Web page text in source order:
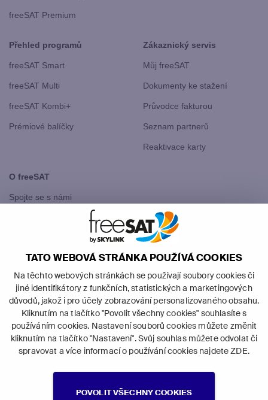
TATO WEBOVÁ STRÁNKA POUŽÍVÁ COOKIES
Na těchto webových stránkách se používají soubory cookies či
jiné identifikátory z funkčních, statistických a marketingových
důvodů, jakož i pro účely zobrazování personalizovaného obsahu.
Kliknutím na tlačítko "Povolit všechny cookies" souhlasíte s
používáním cookies. Nastavení souborů cookies můžete změnit
kliknutím na tlačítko "Nastavení". Svůj souhlas můžete odvolat či
spravovat a více informací o používání cookies najdeteZDE.
POVOLIT VŠECHNY COOKIES
freeSAT Premium
Přehled programů
freeSAT Smart
freeSAT Multi
freeSAT Kombi+
Prémiové balíčky
Zákaznický servis
Můj freeSAT
Dokumenty ke stažení
Průvodce fakturou
Seznam partnerů
Reaktivace karty
O freeSAT
Spojte se s námi
© 2026 Canal+ Luxembourg S. à r.l. -
všechna práva vyhrazena.
freeSAT je obchodní značka používaná
pod licencí Canal+ Luxembourg S. à r.l.